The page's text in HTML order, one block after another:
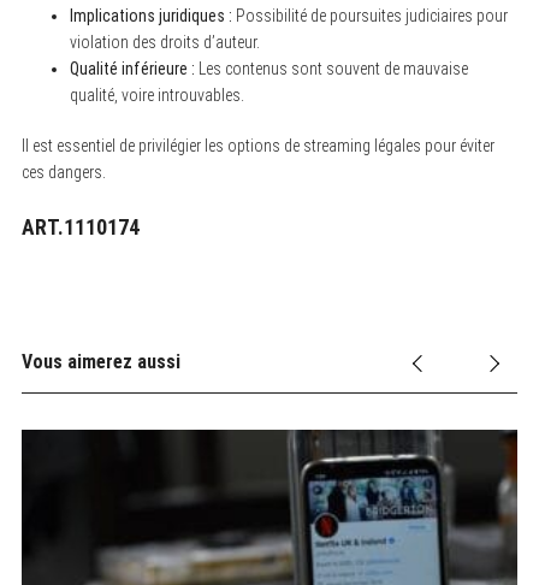
Implications juridiques : Possibilité de poursuites judiciaires pour
violation des droits d’auteur.
Qualité inférieure : Les contenus sont souvent de mauvaise
qualité, voire introuvables.
Il est essentiel de privilégier les options de streaming légales pour éviter
ces dangers.
ART.1110174
Vous aimerez aussi